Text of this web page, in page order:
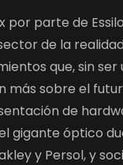
por parte de
de la
que, sin
más sobre el
de
gigante óptico
y Persol, y